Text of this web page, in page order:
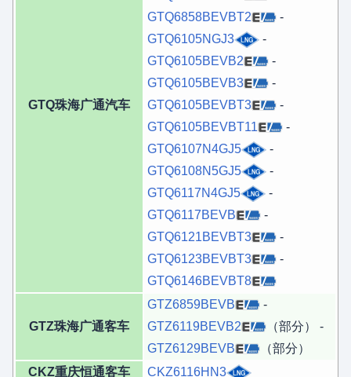
GTQ珠海广通汽车
GTQ6858BEVBT2
-
GTQ6105NGJ3
-
GTQ6105BEVB2
-
GTQ6105BEVB3
-
GTQ6105BEVBT3
-
GTQ6105BEVBT11
-
GTQ6107N4GJ5
-
GTQ6108N5GJ5
-
GTQ6117N4GJ5
-
GTQ6117BEVB
-
GTQ6121BEVBT3
-
GTQ6123BEVBT3
-
GTQ6146BEVBT8
GTZ珠海广通客车
GTZ6859BEVB
-
GTZ6119BEVB2
（部分） -
GTZ6129BEVB
（部分）
CKZ重庆恒通客车
CKZ6116HN3